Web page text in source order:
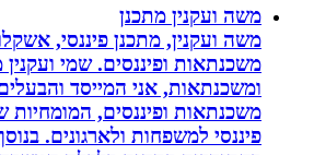
משה ועקנין מתכנן
משה ועקנין, מתכנן פיננסי, אשקלון,
משכנתאות ופיננסים. שמי ועקנין משה,
ומשכנתאות, אני המייסד והבעלים של
משכנתאות ופיננסים, המומחיות שלי
פיננסי למשפחות ולארגונים. בנוסף